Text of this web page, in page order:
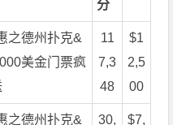
分
11
7,3
48
$1
2,5
00
30,
$7,